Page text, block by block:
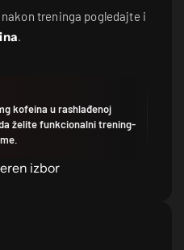
treninga pogledajte i
.
kofeina u rashlađenoj
želite funkcionalni trening-